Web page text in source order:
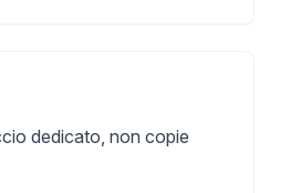
dedicato, non copie